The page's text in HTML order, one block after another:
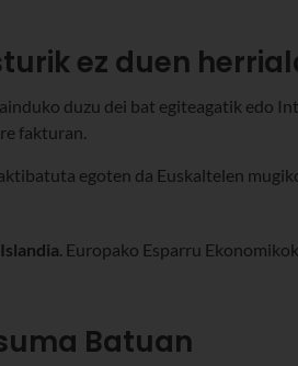
ez duen
duzu dei bat egiteagatik edo
fakturan.
aktibatuta egoten da Euskaltelen
Islandia . Europako Esparru
Batuan